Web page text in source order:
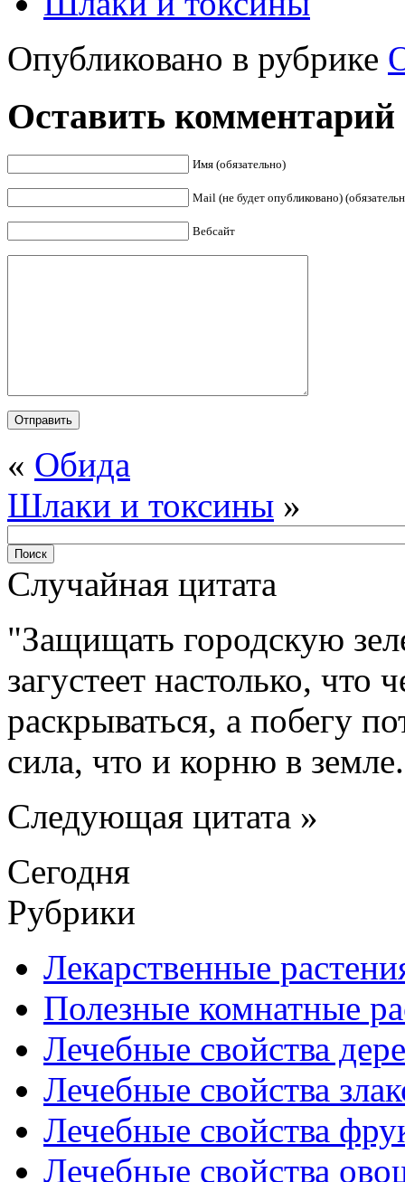
Опубликовано в рубрике
Оставить комментарий
Имя (обязательно)
Mail (не будет опубликовано)
Вебсайт
« Обида
Шлаки и токсины »
Случайная цитата
Защищать городскую
загустеет настолько,
раскрываться, а побегу
сила, что и корню в земле.
Следующая цитата »
Сегодня
Рубрики
Лекарственные
Полезные комнатные
Лечебные свойства
Лечебные свойства
Лечебные свойства
Лечебные свойства